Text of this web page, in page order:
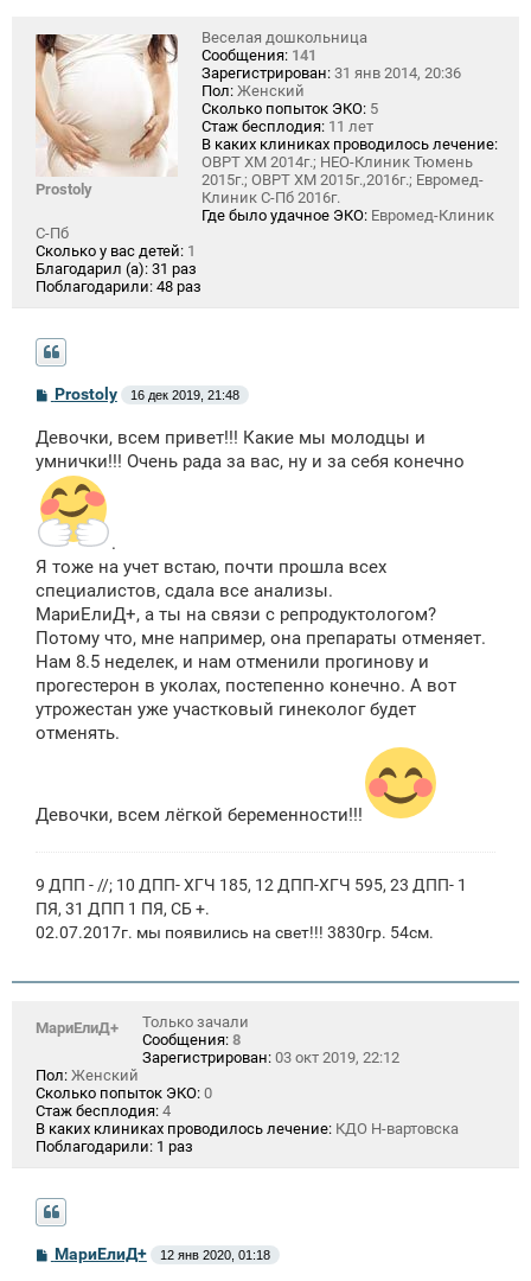
Prostoly
Веселая дошкольница
Сообщения: 141
Зарегистрирован: 31 янв 2014, 20:36
Пол: Женский
Сколько попыток ЭКО: 5
Стаж бесплодия: 11 лет
В каких клиниках проводилось лечение:
ОВРТ ХМ 2014г.; НЕО-Клиник Тюмень
2015г.; ОВРТ ХМ 2015г.,2016г.; Евромед-
Клиник С-Пб 2016г.
Где было удачное ЭКО: Евромед-Клиник
С-Пб
Сколько у вас детей: 1
Благодарил (а): 31 раз
Поблагодарили: 48 раз
С
б
щ
н
и
е
Prostoly 16 дек 2019, 21:48
Девочки, всем привет!!! Какие мы молодцы и
умнички!!! Очень рада за вас, ну и за себя конечно
.
Я тоже на учет встаю, почти прошла всех
специалистов, сдала все анализы.
МариЕлиД+, а ты на связи с репродуктологом?
Потому что, мне например, она препараты отменяет.
Нам 8.5 неделек, и нам отменили прогинову и
прогестерон в уколах, постепенно конечно. А вот
утрожестан уже участковый гинеколог будет
отменять.
Девочки, всем лёгкой беременности!!!
9 ДПП - //; 10 ДПП- ХГЧ 185, 12 ДПП-ХГЧ 595, 23 ДПП- 1
ПЯ, 31 ДПП 1 ПЯ, СБ +.
02.07.2017г. мы появились на свет!!! 3830гр. 54см.
МариЕлиД+
Только зачали
Сообщения: 8
Зарегистрирован: 03 окт 2019, 22:12
Пол: Женский
Сколько попыток ЭКО: 0
Стаж бесплодия: 4
В каких клиниках проводилось лечение: КДО Н-вартовска
Поблагодарили: 1 раз
С
о
МариЕлиД+ 12 янв 2020, 01:18